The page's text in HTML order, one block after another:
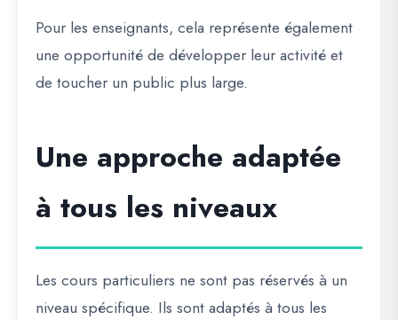
Pour les enseignants, cela représente également
une opportunité de développer leur activité et
de toucher un public plus large.
Une approche adaptée
à tous les niveaux
Les cours particuliers ne sont pas réservés à un
niveau spécifique. Ils sont adaptés à tous les